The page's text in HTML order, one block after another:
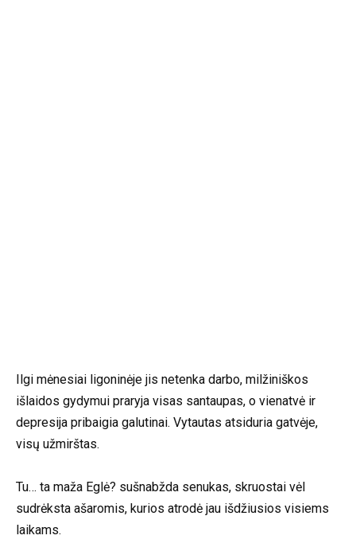
Ilgi mėnesiai ligoninėje jis netenka darbo, milžiniškos
išlaidos gydymui praryja visas santaupas, o vienatvė ir
depresija pribaigia galutinai. Vytautas atsiduria gatvėje,
visų užmirštas.
Tu… ta maža Eglė? sušnabžda senukas, skruostai vėl
sudrėksta ašaromis, kurios atrodė jau išdžiusios visiems
laikams.